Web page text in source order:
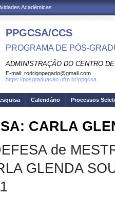
Acadêmicas
PPGCSA/CCS
PROGRAMA DE PÓS-
ADMINISTRAÇÃO DO CENTRO
E-mail: rodrigopegado@gmail.com
https://posgraduacao.ufrn.br/ppgcsa
Calendário Processos
CARLA
de
GLENDA